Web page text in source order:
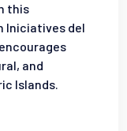
this
Iniciatives del
and
Islands.